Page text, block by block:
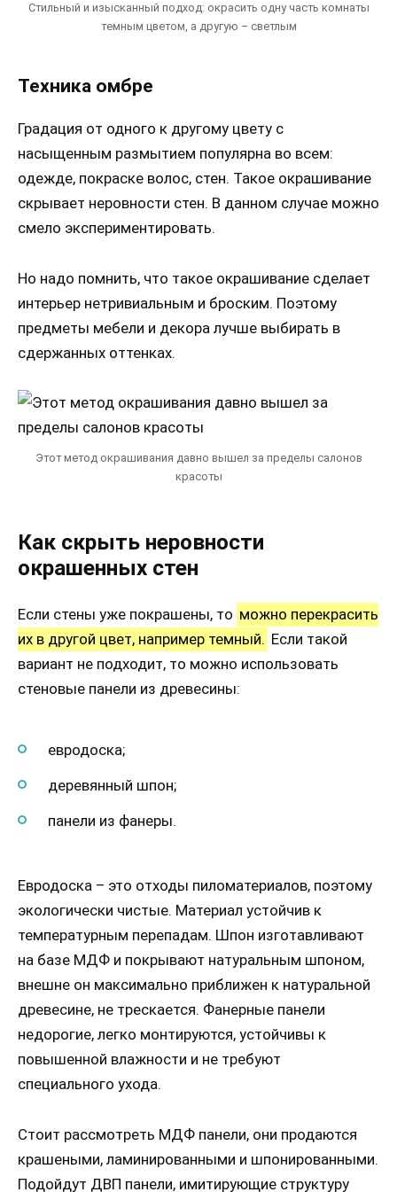
Стильный и изысканный подход: окрасить одну часть комнаты
темным цветом, а другую – светлым
Техника омбре
Градация от одного к другому цвету с
насыщенным размытием популярна во всем:
одежде, покраске волос, стен. Такое окрашивание
скрывает неровности стен. В данном случае можно
смело экспериментировать.
Но надо помнить, что такое окрашивание сделает
интерьер нетривиальным и броским. Поэтому
предметы мебели и декора лучше выбирать в
сдержанных оттенках.
Этот метод окрашивания давно вышел за пределы салонов
красоты
Как скрыть неровности
окрашенных стен
Если стены уже покрашены, то можно перекрасить
их в другой цвет, например темный. Если такой
вариант не подходит, то можно использовать
стеновые панели из древесины:
евродоска;
деревянный шпон;
панели из фанеры.
Евродоска – это отходы пиломатериалов, поэтому
экологически чистые. Материал устойчив к
температурным перепадам. Шпон изготавливают
на базе МДФ и покрывают натуральным шпоном,
внешне он максимально приближен к натуральной
древесине, не трескается. Фанерные панели
недорогие, легко монтируются, устойчивы к
повышенной влажности и не требуют
специального ухода.
Стоит рассмотреть МДФ панели, они продаются
крашеными, ламинированными и шпонированными.
Подойдут ДВП панели, имитирующие структуру